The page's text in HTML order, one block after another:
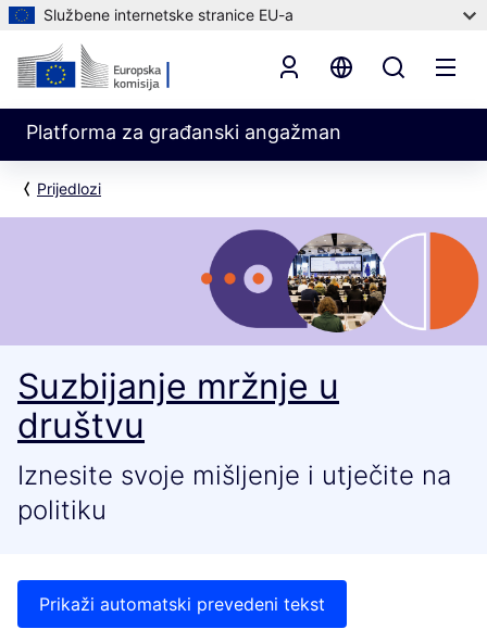
Službene internetske stranice EU-a
Platforma za građanski angažman
Prijedlozi
Suzbijanje mržnje u
društvu
Iznesite svoje mišljenje i utječite na
politiku
Prikaži automatski prevedeni tekst